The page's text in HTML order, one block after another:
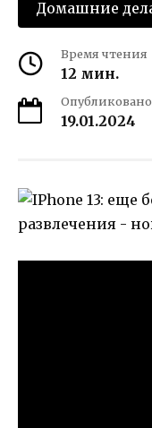
Домашние
Время чтения
12 мин.
Опубликовано
19.01.2024